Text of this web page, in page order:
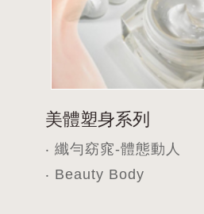
美體塑身系列
‧ 纖勻窈窕-體態動人
‧ Beauty Body